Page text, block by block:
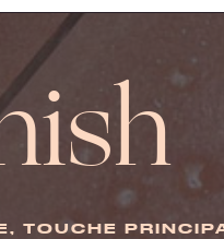
TOUCHE